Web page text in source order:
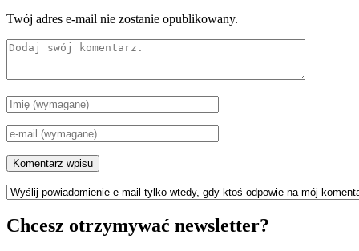
Twój adres e-mail nie zostanie opublikowany.
Chcesz otrzymywać newsletter?